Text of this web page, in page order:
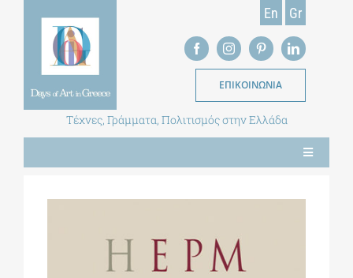
En Gr
ΕΠΙΚΟΙΝΩΝΙΑ
Τέχνες, Γράμματα, Πολιτισμός στην Ελλάδα
Toggle
Navigation